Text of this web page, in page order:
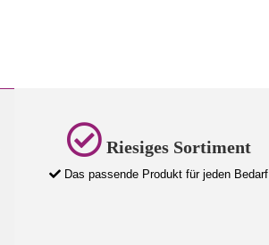
Riesiges Sortiment
Das passende Produkt für jeden Bedarf